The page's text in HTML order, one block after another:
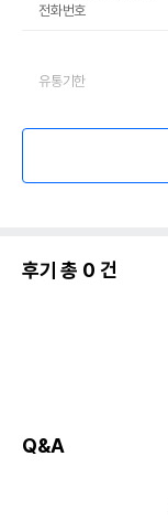
전화번호
유통기한
후기 총 0 건
Q&A